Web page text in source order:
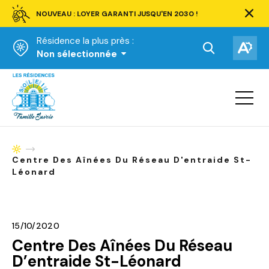
NOUVEAU : LOYER GARANTI JUSQU'EN 2030 !
barre
Résidence la plus près :
Non sélectionnée
Ouvrir
la
recherche.
la
Accueil
Ouvrir
la
Accueil
Centre Des Aînées Du Réseau D'entraide St-
Léonard
15/10/2020
Centre Des Aînées Du Réseau
D’entraide St-Léonard